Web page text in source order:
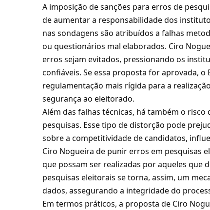
A imposição de sanções para erros de
de aumentar a responsabilidade dos
nas sondagens são atribuídos a falhas
ou questionários mal elaborados. Ciro
erros sejam evitados, pressionando os
confiáveis. Se essa proposta for aprovada,
regulamentação mais rígida para a
segurança ao eleitorado.
Além das falhas técnicas, há também o
pesquisas. Esse tipo de distorção pode
sobre a competitividade de candidatos,
Ciro Nogueira de punir erros em pesquisas
que possam ser realizadas por aqueles que
pesquisas eleitorais se torna, assim, um
dados, assegurando a integridade do
Em termos práticos, a proposta de Ciro